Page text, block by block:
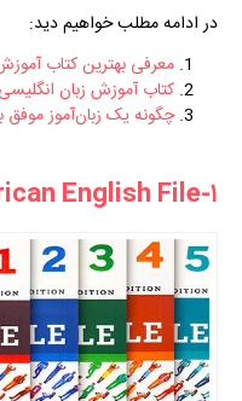
در ادامه مطلب خواهیم دید:
معرفی بهترینکتاب
کتاب آموزش زبان
چگونه یک زبان‌آموز موفق
۱-American English File